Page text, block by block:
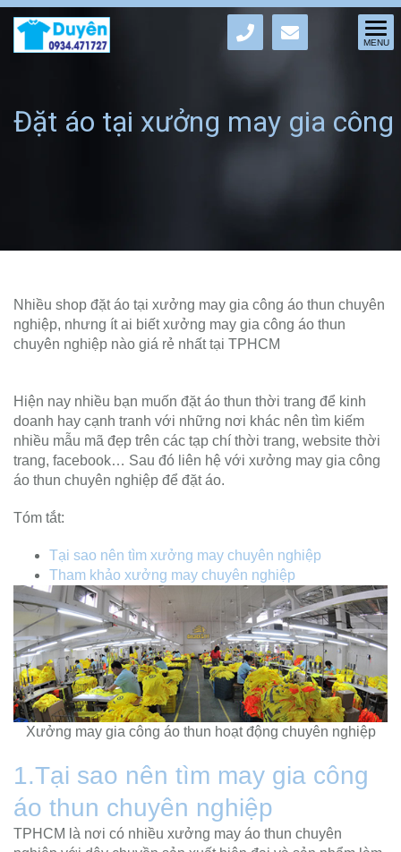
Đặt áo tại xưởng may gia công
Nhiều shop đặt áo tại xưởng may gia công áo thun chuyên
nghiệp, nhưng ít ai biết xưởng may gia công áo thun
chuyên nghiệp nào giá rẻ nhất tại TPHCM
Hiện nay nhiều bạn muốn đặt áo thun thời trang để kinh
doanh hay cạnh tranh với những nơi khác nên tìm kiếm
nhiều mẫu mã đẹp trên các tạp chí thời trang, website thời
trang, facebook… Sau đó liên hệ với xưởng may gia công
áo thun chuyên nghiệp để đặt áo.
Tóm tắt:
Tại sao nên tìm xưởng may chuyên nghiệp
Tham khảo xưởng may chuyên nghiệp
Xưởng may gia công áo thun hoạt động chuyên nghiệp
1.Tại sao nên tìm may gia công
áo thun chuyên nghiệp
TPHCM là nơi có nhiều xưởng may áo thun chuyên